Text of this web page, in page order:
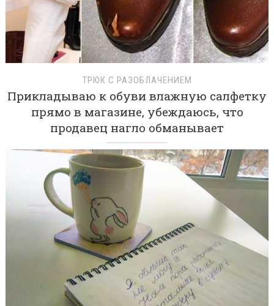
ТРЮК С РАЗОБЛАЧЕНИЕМ
Прикладываю к обуви влажную салфетку
прямо в магазине, убеждаюсь, что
продавец нагло обманывает